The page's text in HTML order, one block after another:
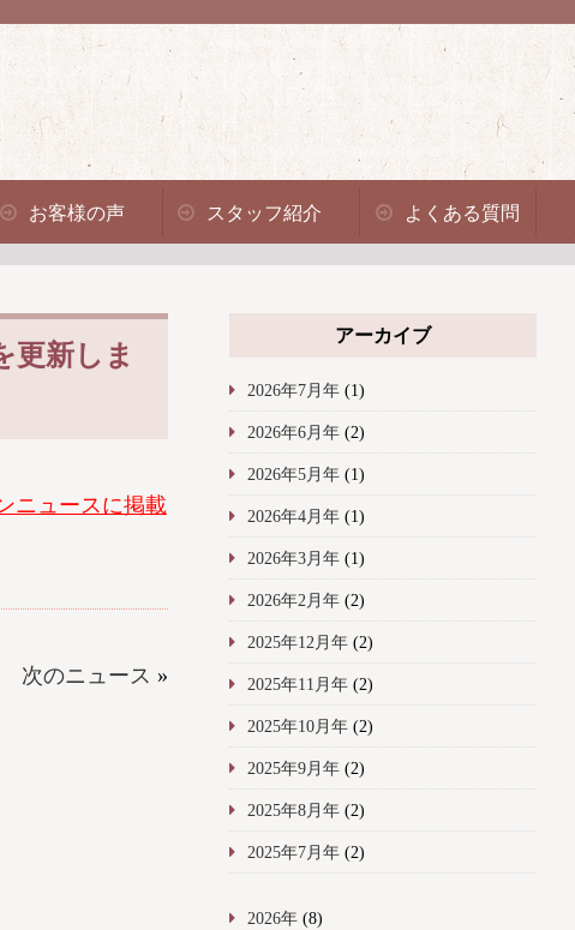
お客様の声 スタッフ紹介 よくある質問
更新しま
ニュースに掲載
次のニュース »
アーカイブ
2026年7月年(1)
2026年6月年(2)
2026年5月年(1)
2026年4月年(1)
2026年3月年(1)
2026年2月年(2)
2025年12月年(2)
2025年11月年(2)
2025年10月年(2)
2025年9月年(2)
2025年8月年(2)
2025年7月年(2)
2026年(8)